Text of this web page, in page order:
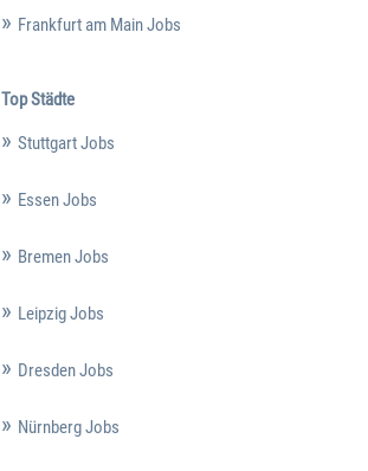
Frankfurt am Main Jobs
Top Städte
Stuttgart Jobs
Essen Jobs
Bremen Jobs
Leipzig Jobs
Dresden Jobs
Nürnberg Jobs